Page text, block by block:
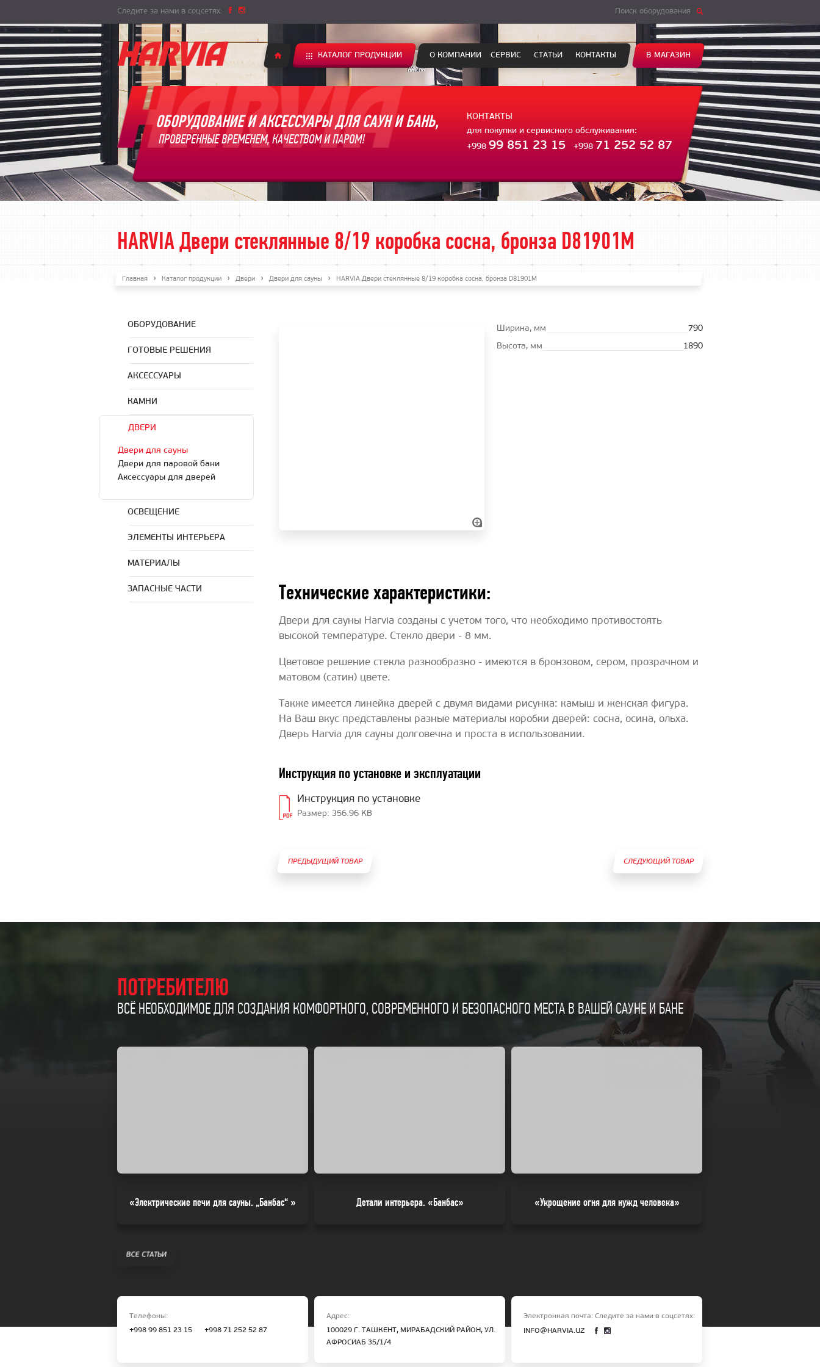
Следите за нами в соцсетях: Поиск оборудования
КАТАЛОГ ПРОДУКЦИИ О КОМПАНИИ СЕРВИС СТАТЬИ КОНТАКТЫ В МАГАЗИН
ОБОРУДОВАНИЕ И АКСЕССУАРЫ ДЛЯ САУН И БАНЬ,
ПРОВЕРЕННЫЕ ВРЕМЕНЕМ, КАЧЕСТВОМ И ПАРОМ!
КОНТАКТЫ
для покупки и сервисного обслуживания:
+998 99 851 23 15 +998 71 252 52 87
HARVIA Двери стеклянные 8/19 коробка сосна, бронза D81901M
Главная Каталог продукции Двери Двери для сауны HARVIA Двери стеклянные 8/19 коробка сосна, бронза D81901M
ОБОРУДОВАНИЕ
ГОТОВЫЕ РЕШЕНИЯ
АКСЕССУАРЫ
КАМНИ
ДВЕРИ
Двери для сауны
Двери для паровой бани
Аксессуары для дверей
ОСВЕЩЕНИЕ
ЭЛЕМЕНТЫ ИНТЕРЬЕРА
МАТЕРИАЛЫ
ЗАПАСНЫЕ ЧАСТИ
Ширина, мм
790
Высота, мм
1890
Технические характеристики:
Двери для сауны Harvia созданы с учетом того, что необходимо противостоять
высокой температуре. Стекло двери - 8 мм.
Цветовое решение стекла разнообразно - имеются в бронзовом, сером, прозрачном и
матовом (сатин) цвете.
Также имеется линейка дверей с двумя видами рисунка: камыш и женская фигура.
На Ваш вкус представлены разные материалы коробки дверей: сосна, осина, ольха.
Дверь Harvia для сауны долговечна и проста в использовании.
Инструкция по установке и эксплуатации
Инструкция по установке
Размер: 356.96 KB
ПРЕДЫДУЩИЙ ТОВАР СЛЕДУЮЩИЙ ТОВАР
ПОТРЕБИТЕЛЮ
ВСЁ НЕОБХОДИМОЕ ДЛЯ СОЗДАНИЯ КОМФОРТНОГО, СОВРЕМЕННОГО И БЕЗОПАСНОГО МЕСТА В ВАШЕЙ САУНЕ И БАНЕ
«Электрические печи для сауны. „Банбас“ » Детали интерьера. «Банбас» «Укрощение огня для нужд человека»
ВСЕ СТАТЬИ
Телефоны:
+998 99 851 23 15
+998 71 252 52 87
Адрес:
100029 Г. ТАШКЕНТ, МИРАБАДСКИЙ РАЙОН, УЛ.
АФРОСИАБ 35/1/4
Электронная почта:
INFO@HARVIA.UZ
Следите за нами в соцсетях: